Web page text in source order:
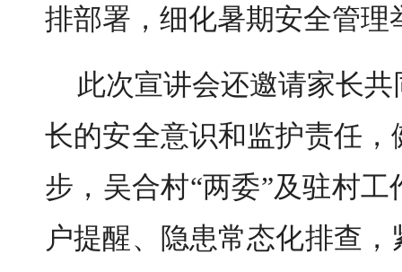
排部署，细化暑期安全管理
此次宣讲会还邀请家长
长的安全意识和监护责任
步，吴合村“两委”及驻村
户提醒、隐患常态化排查